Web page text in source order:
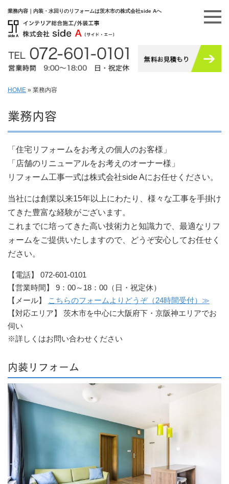
業務内容｜内装・水回りのリフォームは茨木市の株式会社side Aへ
HOME » 業務内容
業務内容
「住宅リフォームをお考えの個人のお客様」
「店舗のリニューアルをお考えのオーナー様」
リフォーム工事一式は株式会社side Aにお任せください。
当社には創業以来15年以上にわたり、様々な工事を手掛け
てきた豊富な経験がございます。
これまでに培ってきた高い技術力と知識力で、最適なリフ
ォームをご提供いたしますので、どうぞ安心してお任せく
ださい。
【電話】 072-601-0101
【営業時間】 9：00～18：00（日・祝定休）
【メール】
こちらのフォームよりどうぞ（24時間受付）≫
【対応エリア】 茨木市を中心に大阪府下・京阪神エリアでお
伺い
※詳しくはお問い合わせください
内装リフォーム